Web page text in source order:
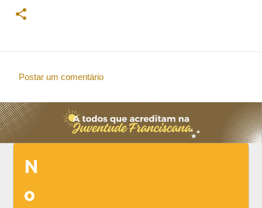
o
m
e
Postar um comentário
N
o